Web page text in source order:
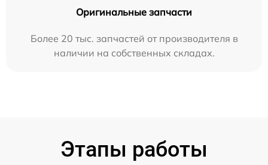
Оригинальные запчасти
Более 20 тыс. запчастей от производителя в
наличии на собственных складах.
Этапы работы